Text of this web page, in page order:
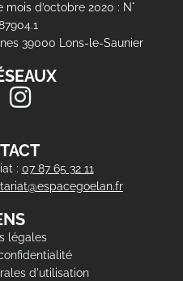
d’octobre 2020 : N°
39000 Lons-le-Saunier
: 07 87 65 32 11
légales
d'utilisation